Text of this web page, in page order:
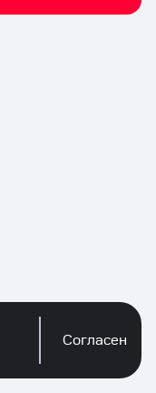
Согласен